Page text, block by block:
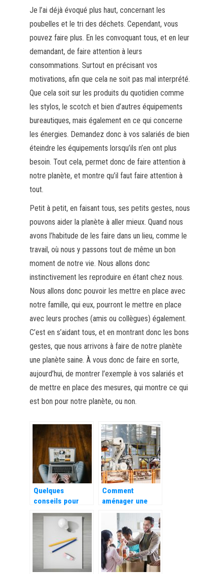
Je l’ai déjà évoqué plus haut, concernant les
poubelles et le tri des déchets. Cependant, vous
pouvez faire plus. En les convoquant tous, et en leur
demandant, de faire attention à leurs
consommations. Surtout en précisant vos
motivations, afin que cela ne soit pas mal interprété.
Que cela soit sur les produits du quotidien comme
les stylos, le scotch et bien d’autres équipements
bureautiques, mais également en ce qui concerne
les énergies. Demandez donc à vos salariés de bien
éteindre les équipements lorsqu’ils n’en ont plus
besoin. Tout cela, permet donc de faire attention à
notre planète, et montre qu’il faut faire attention à
tout.
Petit à petit, en faisant tous, ses petits gestes, nous
pouvons aider la planète à aller mieux. Quand nous
avons l’habitude de les faire dans un lieu, comme le
travail, où nous y passons tout de même un bon
moment de notre vie. Nous allons donc
instinctivement les reproduire en étant chez nous.
Nous allons donc pouvoir les mettre en place avec
notre famille, qui eux, pourront le mettre en place
avec leurs proches (amis ou collègues) également.
C’est en s’aidant tous, et en montrant donc les bons
gestes, que nous arrivons à faire de notre planète
une planète saine. À vous donc de faire en sorte,
aujourd’hui, de montrer l’exemple à vos salariés et
de mettre en place des mesures, qui montre ce qui
est bon pour notre planète, ou non.
Quelques
conseils pour
valoriser et
développer votre
e-commerce
Comment
aménager une
usine pour qu’elle
soit efficace ?